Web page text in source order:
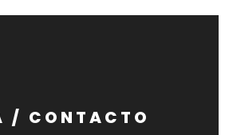
/ CONTACTO